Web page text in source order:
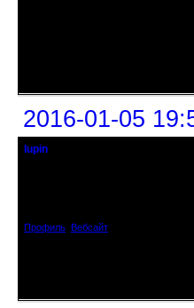
2016-01-05
lupin
Профиль Вебсайт